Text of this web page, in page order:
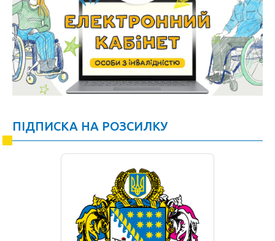
ПІДПИСКА НА РОЗСИЛКУ